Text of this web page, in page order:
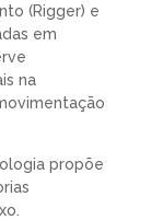
(Rigger) e
em
na
propõe